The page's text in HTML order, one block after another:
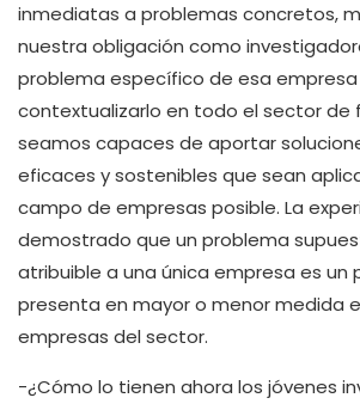
inmediatas a problemas concretos,
nuestra obligación como
problema específico de esa
contextualizarlo en todo el sector de
seamos capaces de aportar
eficaces y sostenibles que sean
campo de empresas posible. La
demostrado que un problema
atribuible a una única empresa es un
presenta en mayor o menor medida
empresas del sector.
-¿Cómo lo tienen ahora los jóvenes